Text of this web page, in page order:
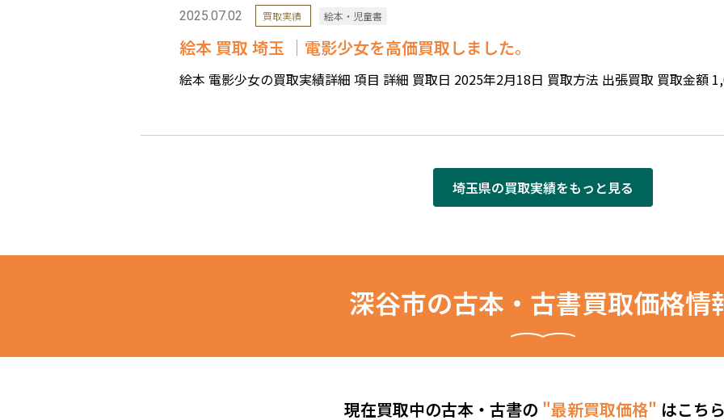
2025.07.02 買取実績 絵本・児童書
絵本 買取 埼玉 ｜電影少女を高価買取しました。
絵本 電影少女の買取実績詳細 項目 詳細 買取日 2025年2月18日 買取方法 出張買取 買取金額
埼玉県の買取実績をもっと見る
深谷市の古本・古書買取価格情
現在買取中の古本・古書の "最新買取価格" はこち